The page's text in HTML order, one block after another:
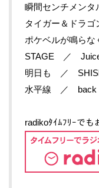
瞬間センチメン
タイガー＆ドラ
ポケベルが鳴ら
STAGE ／
明日も ／
水平線 ／ back
radikoﾀｲﾑﾌﾘｰでも